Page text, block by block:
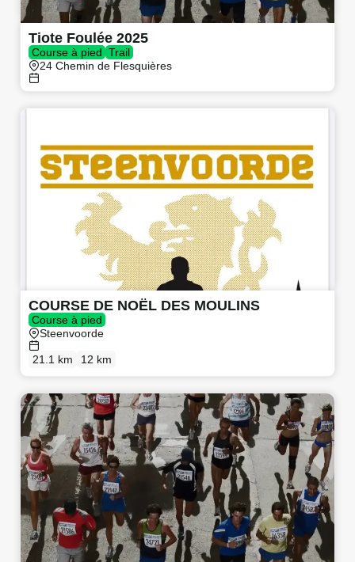
Tiote Foulée 2025
Course à pied Trail
24 Chemin de Flesquières
COURSE DE NOËL DES MOULINS
Course à pied
Steenvoorde
21.1 km 12 km